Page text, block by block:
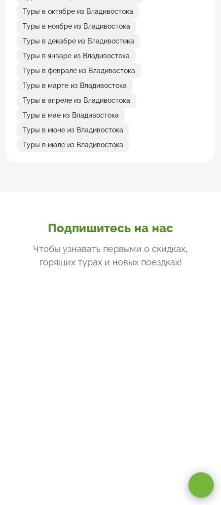
Туры в октябре из Владивостока
Туры в ноябре из Владивостока
Туры в декабре из Владивостока
Туры в январе из Владивостока
Туры в феврале из Владивостока
Туры в марте из Владивостока
Туры в апреле из Владивостока
Туры в мае из Владивостока
Туры в июне из Владивостока
Туры в июле из Владивостока
Подпишитесь на нас
Чтобы узнавать первыми о скидках,
горящих турах и новых поездках!